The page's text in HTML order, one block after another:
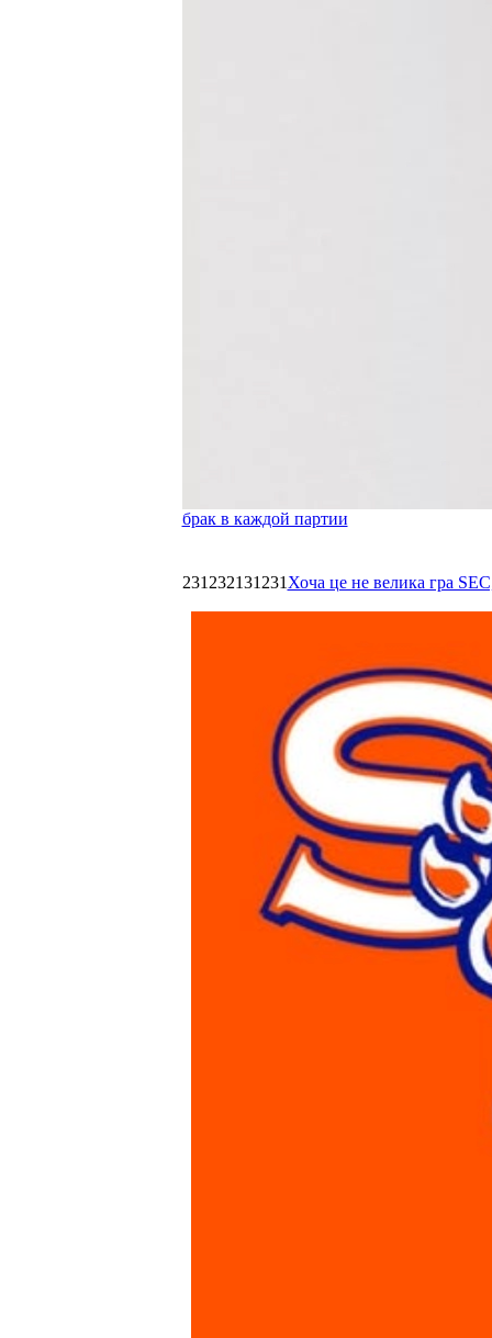
брак в каждой партии
231232131231 Хоча це не велика гра